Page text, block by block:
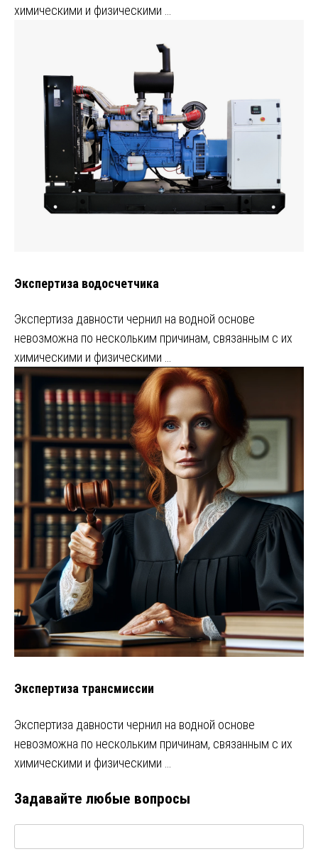
химическими и физическими …
Экспертиза водосчетчика
Экспертиза давности чернил на водной основе
невозможна по нескольким причинам, связанным с их
химическими и физическими …
Экспертиза трансмиссии
Экспертиза давности чернил на водной основе
невозможна по нескольким причинам, связанным с их
химическими и физическими …
Задавайте любые вопросы